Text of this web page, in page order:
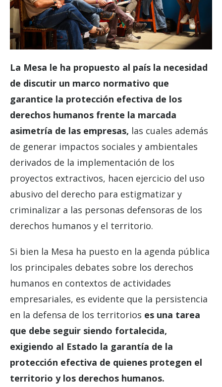
La Mesa le ha propuesto al país la necesidad
de discutir un marco normativo que
garantice la protección efectiva de los
derechos humanos frente la marcada
asimetría de las empresas, las cuales además
de generar impactos sociales y ambientales
derivados de la implementación de los
proyectos extractivos, hacen ejercicio del uso
abusivo del derecho para estigmatizar y
criminalizar a las personas defensoras de los
derechos humanos y el territorio.
Si bien la Mesa ha puesto en la agenda pública
los principales debates sobre los derechos
humanos en contextos de actividades
empresariales, es evidente que la persistencia
en la defensa de los territorios es una tarea
que debe seguir siendo fortalecida,
exigiendo al Estado la garantía de la
protección efectiva de quienes protegen el
territorio y los derechos humanos.